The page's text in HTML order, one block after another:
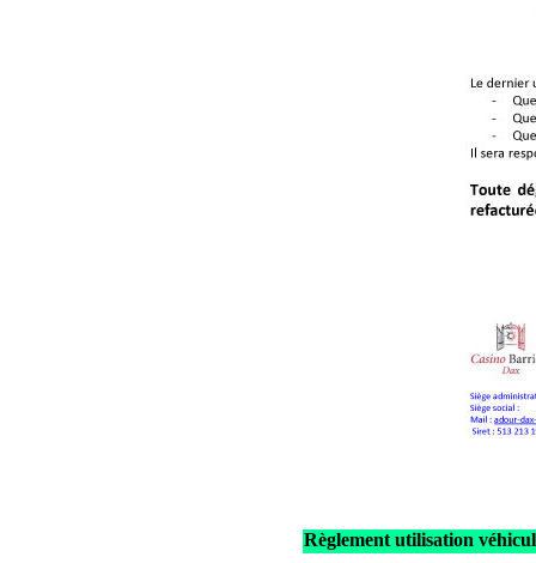
Règlement utilisation